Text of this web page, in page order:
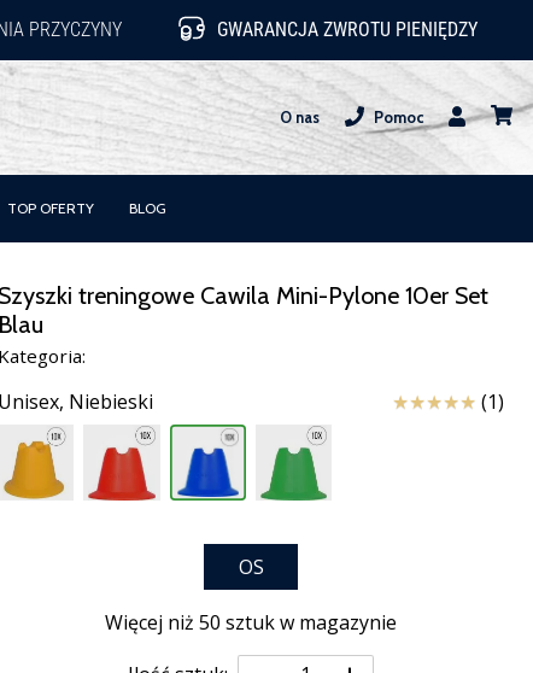
PRZYCZYNY GWARANCJA ZWROTU PIENIĘDZY
O nas
Pomoc
Użytkownik
TOP OFERTY BLOG
Szyszki treningowe Cawila Mini-Pylone 10er Set
Blau
Kategoria:
Unisex, Niebieski Ocena (1)
OS
Więcej niż 50 sztuk w magazynie